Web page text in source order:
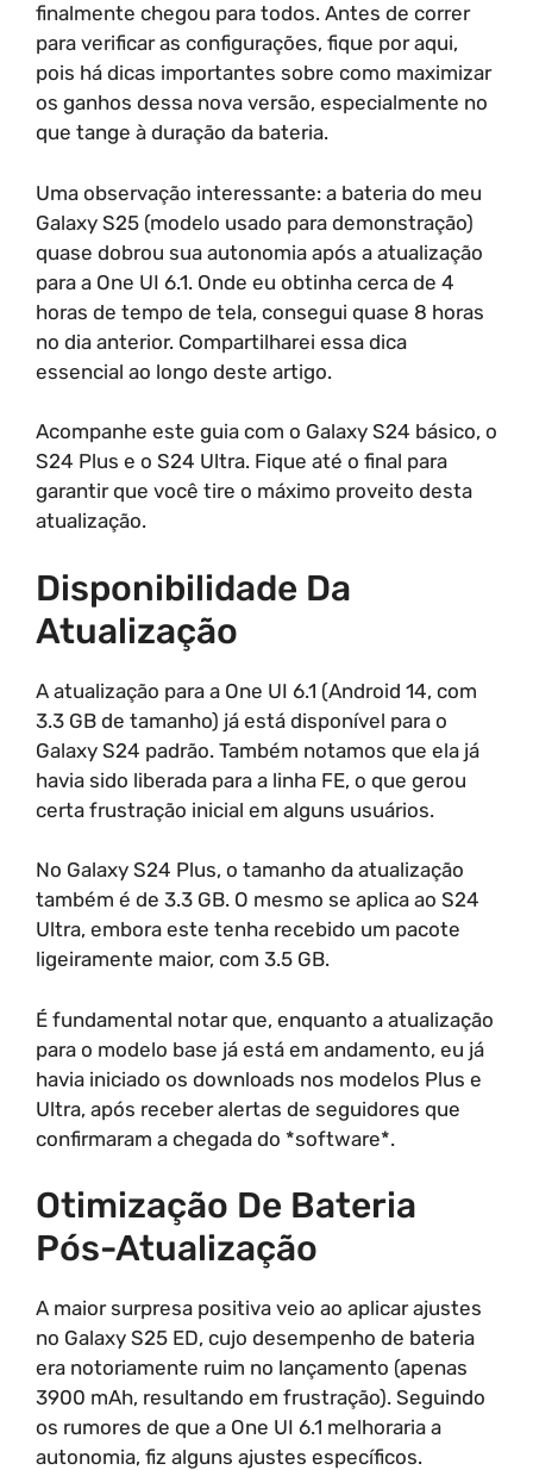
finalmente chegou para todos. Antes de correr
para verificar as configurações, fique por aqui,
pois há dicas importantes sobre como maximizar
os ganhos dessa nova versão, especialmente no
que tange à duração da bateria.
Uma observação interessante: a bateria do meu
Galaxy S25 (modelo usado para demonstração)
quase dobrou sua autonomia após a atualização
para a One UI 6.1. Onde eu obtinha cerca de 4
horas de tempo de tela, consegui quase 8 horas
no dia anterior. Compartilharei essa dica
essencial ao longo deste artigo.
Acompanhe este guia com o Galaxy S24 básico, o
S24 Plus e o S24 Ultra. Fique até o final para
garantir que você tire o máximo proveito desta
atualização.
Disponibilidade Da
Atualização
A atualização para a One UI 6.1 (Android 14, com
3.3 GB de tamanho) já está disponível para o
Galaxy S24 padrão. Também notamos que ela já
havia sido liberada para a linha FE, o que gerou
certa frustração inicial em alguns usuários.
No Galaxy S24 Plus, o tamanho da atualização
também é de 3.3 GB. O mesmo se aplica ao S24
Ultra, embora este tenha recebido um pacote
ligeiramente maior, com 3.5 GB.
É fundamental notar que, enquanto a atualização
para o modelo base já está em andamento, eu já
havia iniciado os downloads nos modelos Plus e
Ultra, após receber alertas de seguidores que
confirmaram a chegada do *software*.
Otimização De Bateria
Pós-Atualização
A maior surpresa positiva veio ao aplicar ajustes
no Galaxy S25 ED, cujo desempenho de bateria
era notoriamente ruim no lançamento (apenas
3900 mAh, resultando em frustração). Seguindo
os rumores de que a One UI 6.1 melhoraria a
autonomia, fiz alguns ajustes específicos.